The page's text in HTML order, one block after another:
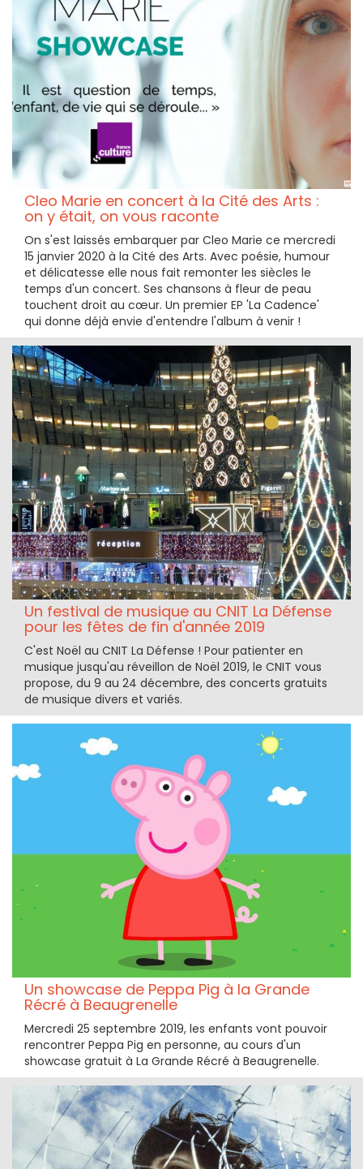
Cleo Marie en concert à la Cité des Arts :
on y était, on vous raconte
On s'est laissés embarquer par Cleo Marie ce mercredi
15 janvier 2020 à la Cité des Arts. Avec poésie, humour
et délicatesse elle nous fait remonter les siècles le
temps d'un concert. Ses chansons à fleur de peau
touchent droit au cœur. Un premier EP 'La Cadence'
qui donne déjà envie d'entendre l'album à venir !
Un festival de musique au CNIT La Défense
pour les fêtes de fin d'année 2019
C'est Noël au CNIT La Défense ! Pour patienter en
musique jusqu'au réveillon de Noël 2019, le CNIT vous
propose, du 9 au 24 décembre, des concerts gratuits
de musique divers et variés.
Un showcase de Peppa Pig à la Grande
Récré à Beaugrenelle
Mercredi 25 septembre 2019, les enfants vont pouvoir
rencontrer Peppa Pig en personne, au cours d'un
showcase gratuit à La Grande Récré à Beaugrenelle.